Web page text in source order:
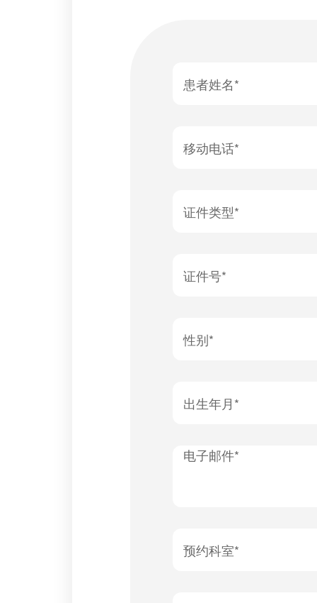
患者姓名*
移动电话*
证件类型*
证件号*
性别*
出生年月*
电子邮件*
预约科室*